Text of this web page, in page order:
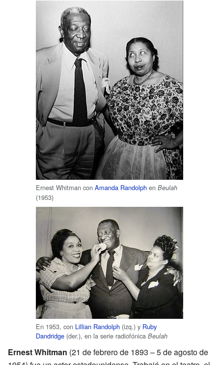
Ernest Whitman con Amanda Randolph en Beulah
(1953)
En 1953, con Lillian Randolph (izq.) y Ruby
Dandridge (der.), en la serie radiofónica Beulah
Ernest Whitman (21 de febrero de 1893 – 5 de agosto de